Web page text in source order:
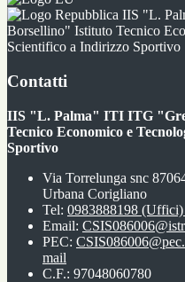
IIS "L.
Borsellino" Istituto Tecnico
Scientifico a Indirizzo Sportivo
Contatti
IIS "L. Palma" ITI ITG
Tecnico Economico e
Sportivo
Via Torrelunga snc
Urbana Corigliano
Tel: 0983888198
Email:
PEC:
mail
C.F.: 97048060780